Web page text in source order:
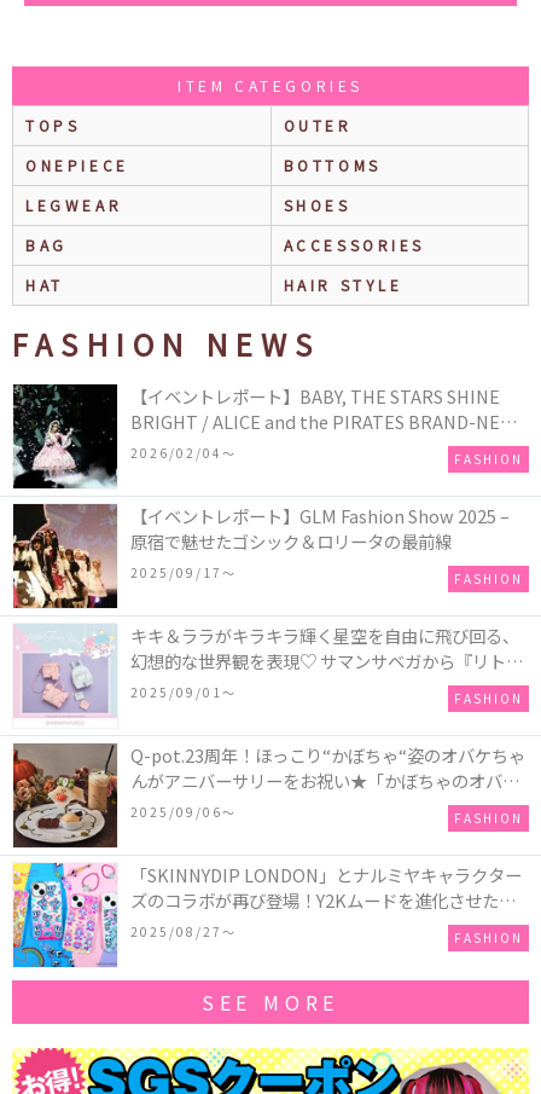
ITEM CATEGORIES
TOPS
OUTER
ONEPIECE
BOTTOMS
LEGWEAR
SHOES
BAG
ACCESSORIES
HAT
HAIR STYLE
FASHION NEWS
【イベントレポート】BABY, THE STARS SHINE
BRIGHT / ALICE and the PIRATES BRAND-NEW
COLLECTION in TOKYO
2026/02/04〜 FASHION
【イベントレポート】GLM Fashion Show 2025 –
原宿で魅せたゴシック＆ロリータの最前線
2025/09/17〜 FASHION
キキ＆ララがキラキラ輝く星空を自由に飛び回る、
幻想的な世界観を表現♡ サマンサベガから『リトル
ツインスターズ』50周年アニバーサリーイヤー』を
2025/09/01〜 FASHION
Q-pot.23周年！ほっこり“かぼちゃ“姿のオバケちゃ
んがアニバーサリーをお祝い★「かぼちゃのオバケ
ーキアクセサリー」が新発売！Q-pot CAFE.では
「かぼちゃのオバケーキプレート」も登場
2025/09/06〜 FASHION
「SKINNYDIP LONDON」とナルミヤキャラクター
ズのコラボが再び登場！Y2Kムードを進化させた新
作コレクションを発売♪
2025/08/27〜 FASHION
SEE MORE